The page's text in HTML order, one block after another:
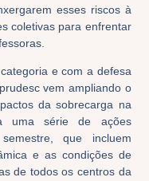
esses riscos à
coletivas para enfrentar
e com a defesa
vem ampliando o
da sobrecarga na
uma série de ações
que incluem
e as condições de
de todos os centros da